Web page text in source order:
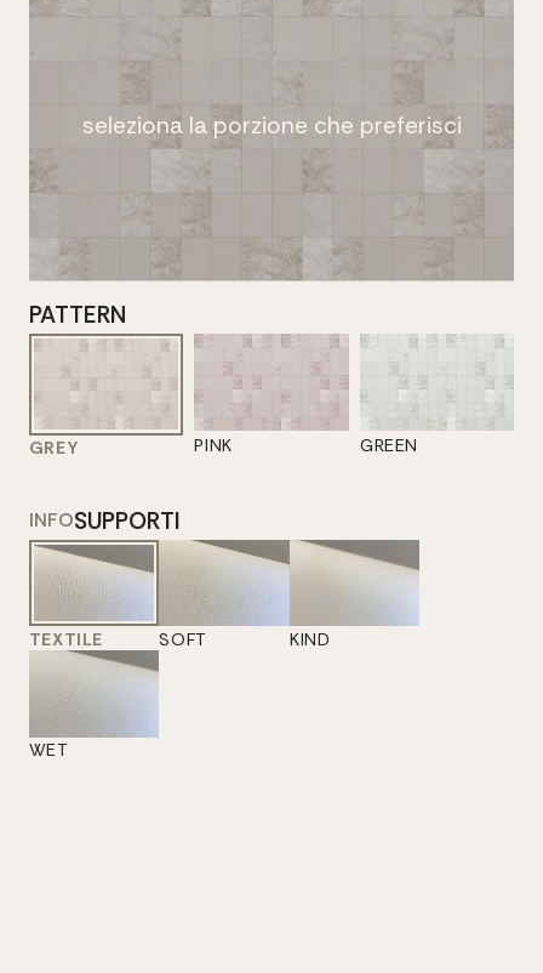
PATTERN
GREY PINK GREEN
INFOSUPPORTI
TEXTILE SOFT KIND
WET
seleziona la porzione che preferisci